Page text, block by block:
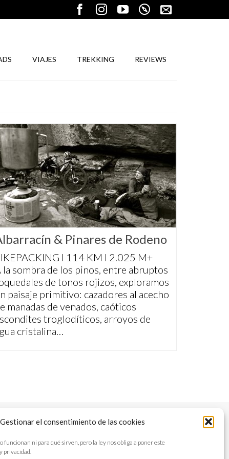
Gestionar el consentimiento de las cookies
funcionan ni para qué sirven, pero la ley nos obliga a poner este
privacidad.
VIAJES TREKKING REVIEWS
& Pinares de Rodeno
I 114 KM I 2.025 M+
la sombra de los pinos, entre abruptos
de tonos rojizos, exploramos
paisaje primitivo: cazadores al acecho
manadas de venados, caóticos
troglodíticos, arroyos de
cristalina…